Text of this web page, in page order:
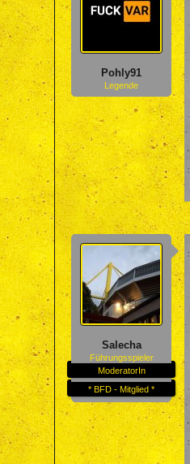
Pohly91
Legende
Salecha
Führungsspieler
ModeratorIn
* BFD - Mitglied *